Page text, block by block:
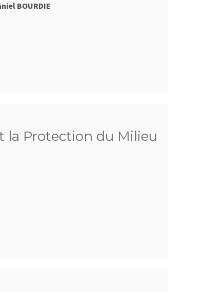
BOURDIE
la Protection du Milieu